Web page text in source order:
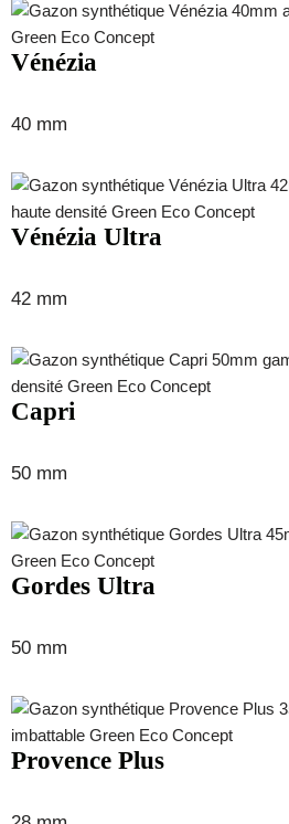
Vénézia
40 mm
Vénézia Ultra
42 mm
Capri
50 mm
Gordes Ultra
50 mm
Provence Plus